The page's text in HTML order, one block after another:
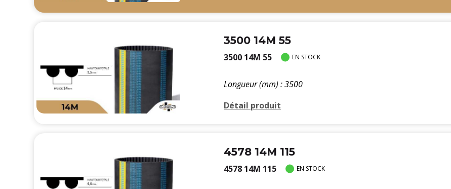
3500 14M 55
3500 14M 55 EN STOCK
Longueur (mm) : 3500
Détail produit
4578 14M 115
4578 14M 115 EN STOCK